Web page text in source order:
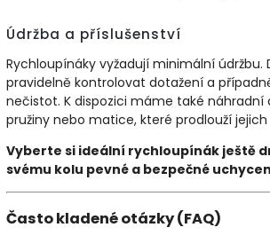
Údržba a příslušenství
Rychloupínáky vyžadují minimální údržbu.
pravidelně kontrolovat dotažení a
nečistot. K dispozici máme také náhradní
pružiny nebo matice, které prodlouží
Vyberte si ideální rychloupínák ještě
svému kolu pevné a bezpečné
Často kladené otázky (FAQ)